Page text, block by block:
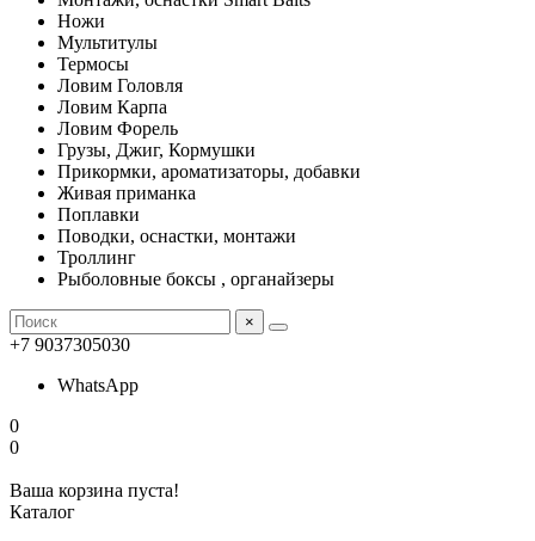
Ножи
Мультитулы
Термосы
Ловим Головля
Ловим Карпа
Ловим Форель
Грузы, Джиг, Кормушки
Прикормки, ароматизаторы, добавки
Живая приманка
Поплавки
Поводки, оснастки, монтажи
Троллинг
Рыболовные боксы , органайзеры
×
+7 9037305030
WhatsApp
0
0
Ваша корзина пуста!
Каталог